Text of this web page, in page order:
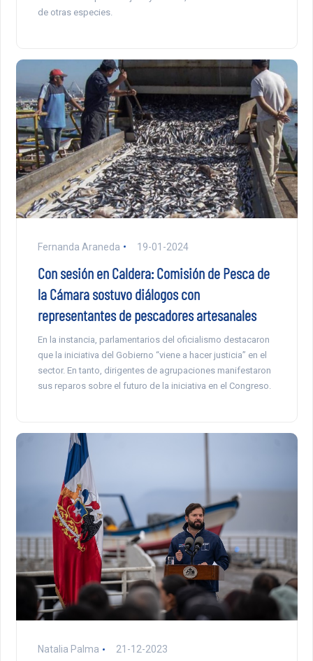
de otras especies.
Fernanda Araneda 19-01-2024
Con sesión en Caldera: Comisión de Pesca de
la Cámara sostuvo diálogos con
representantes de pescadores artesanales
En la instancia, parlamentarios del oficialismo destacaron
que la iniciativa del Gobierno “viene a hacer justicia” en el
sector. En tanto, dirigentes de agrupaciones manifestaron
sus reparos sobre el futuro de la iniciativa en el Congreso.
Natalia Palma 21-12-2023